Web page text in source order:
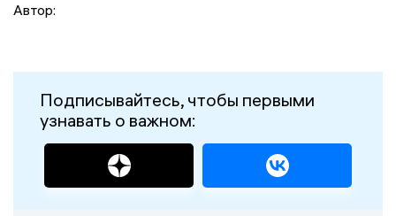
Автор:
Подписывайтесь, чтобы первыми
узнавать о важном: